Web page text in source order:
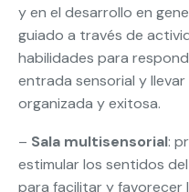
y en el desarrollo en
guiado a través de
habilidades para
entrada sensorial y
organizada y exitosa.
– Sala multisensorial:
estimular los sentidos
para facilitar y favorecer